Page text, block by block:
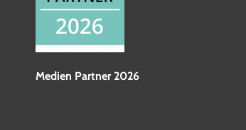
Medien Partner 2026